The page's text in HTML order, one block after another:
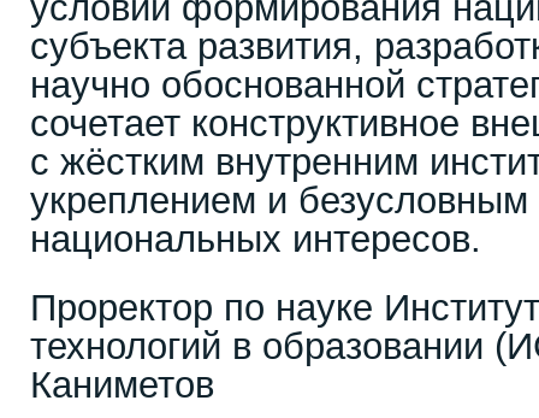
субъекта развития,
научно обоснованной
сочетает конструктивное
с жёстким внутренним
укреплением и безусловным
национальных интересов.
Проректор по науке
технологий в образовании
Каниметов